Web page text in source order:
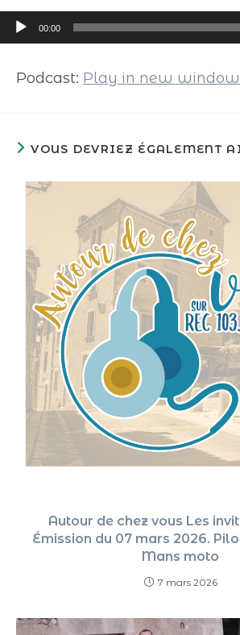
Lecteur
audio
00:00
Podcast: Play in new window
VOUS DEVRIEZ ÉGALEMENT
Autour de chez vous Les
Émission du 07 mars 2026.
Mans moto
7 mars 2026